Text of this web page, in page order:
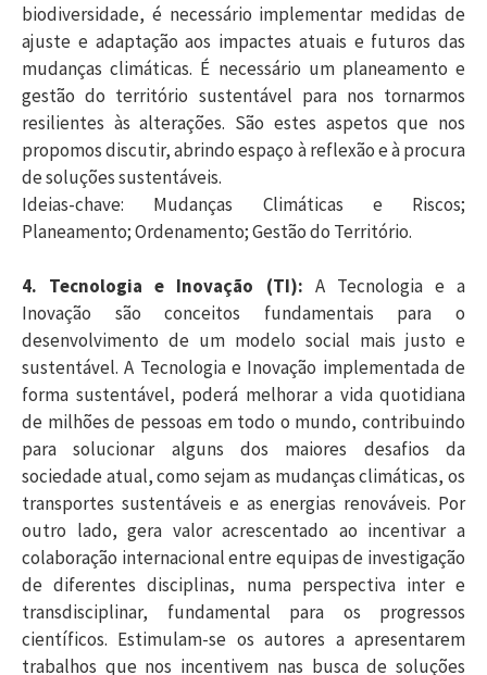
biodiversidade, é necessário implementar medidas de
ajuste e adaptação aos impactes atuais e futuros das
mudanças climáticas. É necessário um planeamento e
gestão do território sustentável para nos tornarmos
resilientes às alterações. São estes aspetos que nos
propomos discutir, abrindo espaço à reflexão e à procura
de soluções sustentáveis.
Ideias-chave: Mudanças Climáticas e Riscos;
Planeamento; Ordenamento; Gestão do Território.
4. Tecnologia e Inovação (TI): A Tecnologia e a
Inovação são conceitos fundamentais para o
desenvolvimento de um modelo social mais justo e
sustentável. A Tecnologia e Inovação implementada de
forma sustentável, poderá melhorar a vida quotidiana
de milhões de pessoas em todo o mundo, contribuindo
para solucionar alguns dos maiores desafios da
sociedade atual, como sejam as mudanças climáticas, os
transportes sustentáveis e as energias renováveis. Por
outro lado, gera valor acrescentado ao incentivar a
colaboração internacional entre equipas de investigação
de diferentes disciplinas, numa perspectiva inter e
transdisciplinar, fundamental para os progressos
científicos. Estimulam-se os autores a apresentarem
trabalhos que nos incentivem nas busca de soluções